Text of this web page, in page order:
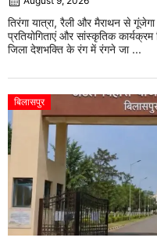
तिरंगा यात्रा, रैली और मैराथन से
प्रतियोगिताएं और सांस्कृतिक
जिला देशभक्ति के रंग में रंगने जा ...
बिलासपुर